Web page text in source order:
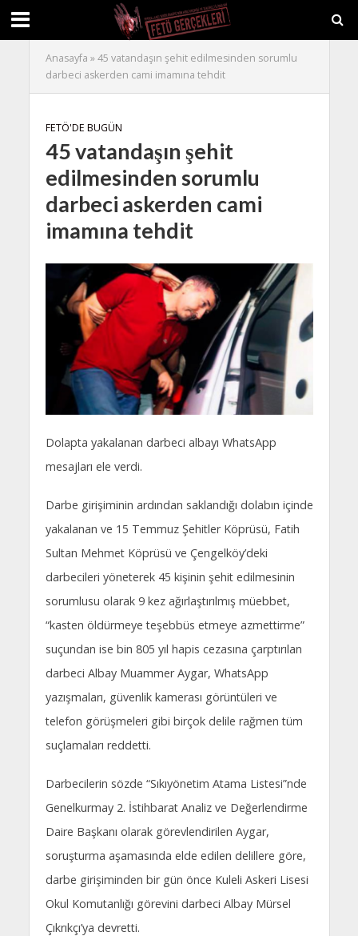
Anasayfa »45 vatandaşın şehit edilmesinden sorumlu
darbeci askerden cami imamına tehdit
FETÖ'DE BUGÜN
45 vatandaşın şehit
edilmesinden sorumlu
darbeci askerden cami
imamına tehdit
Dolapta yakalanan darbeci albayı WhatsApp
mesajları ele verdi.
Darbe girişiminin ardından saklandığı dolabın içinde
yakalanan ve 15 Temmuz Şehitler Köprüsü, Fatih
Sultan Mehmet Köprüsü ve Çengelköy’deki
darbecileri yöneterek 45 kişinin şehit edilmesinin
sorumlusu olarak 9 kez ağırlaştırılmış müebbet,
“kasten öldürmeye teşebbüs etmeye azmettirme”
suçundan ise bin 805 yıl hapis cezasına çarptırılan
darbeci Albay Muammer Aygar, WhatsApp
yazışmaları, güvenlik kamerası görüntüleri ve
telefon görüşmeleri gibi birçok delile rağmen tüm
suçlamaları reddetti.
Darbecilerin sözde “Sıkıyönetim Atama Listesi”nde
Genelkurmay 2. İstihbarat Analiz ve Değerlendirme
Daire Başkanı olarak görevlendirilen Aygar,
soruşturma aşamasında elde edilen delillere göre,
darbe girişiminden bir gün önce Kuleli Askeri Lisesi
Okul Komutanlığı görevini darbeci Albay Mürsel
Çıkrıkçı’ya devretti.